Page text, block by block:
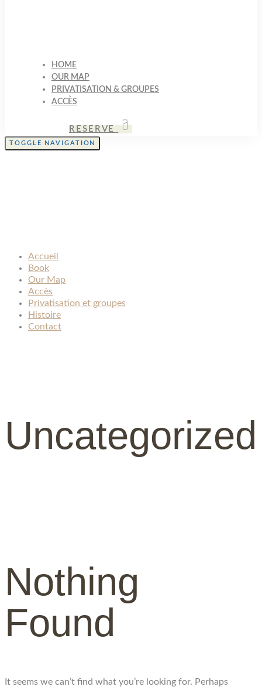
HOME
OUR MAP
PRIVATISATION & GROUPES
ACCÈS
RESERVE
TOGGLE NAVIGATION
Accueil
Book
Our Map
Accès
Privatisation et groupes
Histoire
Contact
Uncategorized
Nothing
Found
It seems we can’t find what you’re looking for. Perhaps